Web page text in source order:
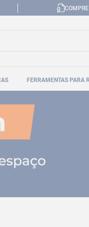
FERRAMENTAS PARA